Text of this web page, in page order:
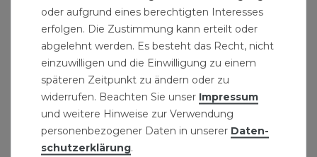
oder aufgrund eines berechtigten Interesses
erfolgen. Die Zustimmung kann erteilt oder
abgelehnt werden. Es besteht das Recht, nicht
einzuwilligen und die Einwilligung zu einem
späteren Zeitpunkt zu ändern oder zu
widerrufen. Beachten Sie unser Impressum
und weitere Hinweise zur Verwendung
personenbezogener Daten in unserer Daten­
schutz­erklärung.